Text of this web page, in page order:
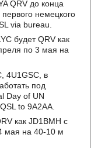
QRV до конца
немецкого
via bureau.
будет QRV как
по 3 мая на
4U1GSC, в
под
Day of UN
to 9A2AA.
как JD1BMH с
мая на 40-10 м